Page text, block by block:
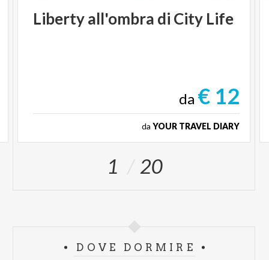
Libertyall'ombra di City Life
da € 12
da YOUR TRAVEL DIARY
1 20
DOVE DORMIRE